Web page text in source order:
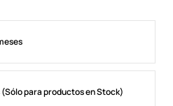
para productos en Stock)